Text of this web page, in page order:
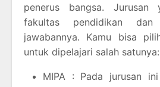
penerus bangsa. Jurusan
fakultas pendidikan
jawabannya. Kamu bisa
untuk dipelajari salah satunya:
MIPA : Pada jurusan